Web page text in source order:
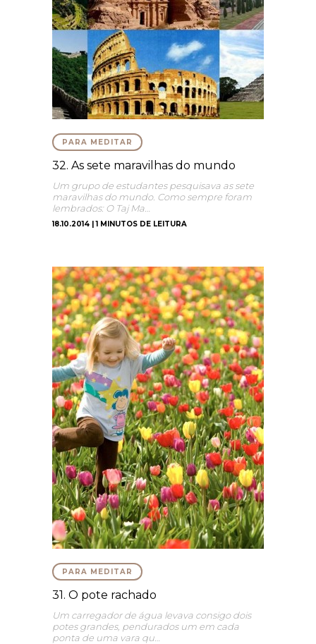
PARA MEDITAR
32. As sete maravilhas do mundo
Um grupo de estudantes pesquisava as sete
maravilhas do mundo. Como sempre foram
lembrados: O Taj Ma…
18.10.2014 | 1 MINUTOS DE LEITURA
PARA MEDITAR
31. O pote rachado
Um carregador de água levava consigo dois
potes grandes, pendurados um em cada
ponta de uma vara qu…